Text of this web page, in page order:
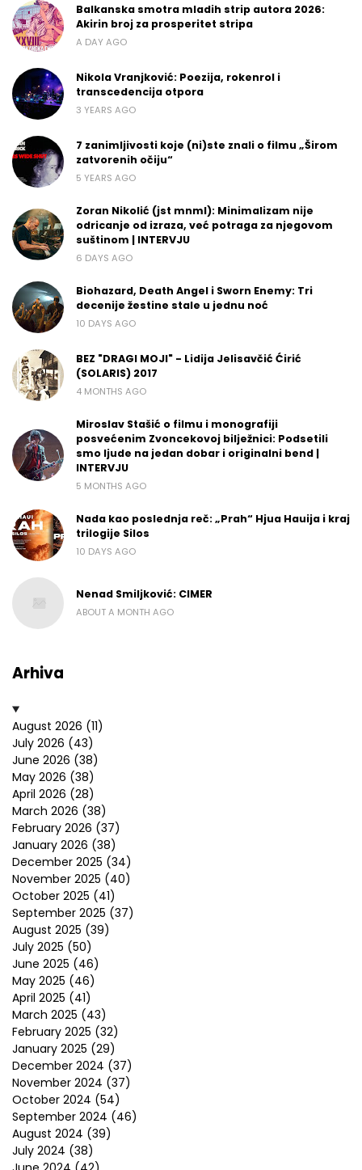
Balkanska smotra mladih strip autora 2026:
Akirin broj za prosperitet stripa
A DAY AGO
Nikola Vranjković: Poezija, rokenrol i
transcedencija otpora
3 YEARS AGO
7 zanimljivosti koje (ni)ste znali o filmu „Širom
zatvorenih očiju“
5 YEARS AGO
Zoran Nikolić (jst mnml): Minimalizam nije
odricanje od izraza, već potraga za njegovom
suštinom | INTERVJU
6 DAYS AGO
Biohazard, Death Angel i Sworn Enemy: Tri
decenije žestine stale u jednu noć
10 DAYS AGO
BEZ "DRAGI MOJI" - Lidija Jelisavčić Ćirić
(SOLARIS) 2017
4 MONTHS AGO
Miroslav Stašić o filmu i monografiji
posvećenim Zvoncekovoj bilježnici: Podsetili
smo ljude na jedan dobar i originalni bend |
INTERVJU
5 MONTHS AGO
Nada kao poslednja reč: „Prah“ Hjua Hauija i kraj
trilogije Silos
10 DAYS AGO
Nenad Smiljković: CIMER
ABOUT A MONTH AGO
Arhiva
August 2026 (11)
July 2026 (43)
June 2026 (38)
May 2026 (38)
April 2026 (28)
March 2026 (38)
February 2026 (37)
January 2026 (38)
December 2025 (34)
November 2025 (40)
October 2025 (41)
September 2025 (37)
August 2025 (39)
July 2025 (50)
June 2025 (46)
May 2025 (46)
April 2025 (41)
March 2025 (43)
February 2025 (32)
January 2025 (29)
December 2024 (37)
November 2024 (37)
October 2024 (54)
September 2024 (46)
August 2024 (39)
July 2024 (38)